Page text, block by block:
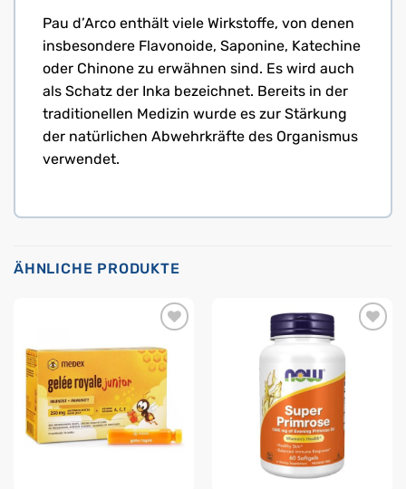
Pau d’Arco enthält viele Wirkstoffe, von denen
insbesondere Flavonoide, Saponine, Katechine
oder Chinone zu erwähnen sind. Es wird auch
als Schatz der Inka bezeichnet. Bereits in der
traditionellen Medizin wurde es zur Stärkung
der natürlichen Abwehrkräfte des Organismus
verwendet.
ÄHNLICHE PRODUKTE